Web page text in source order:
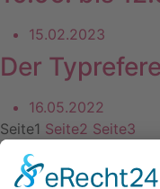
15.02.2023
Der
16.05.2022
Seite1 Seite2 Seite3
Kontakt
Impressum